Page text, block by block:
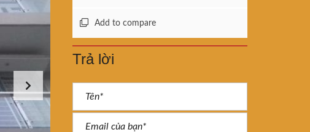
Add to compare
Trả lời